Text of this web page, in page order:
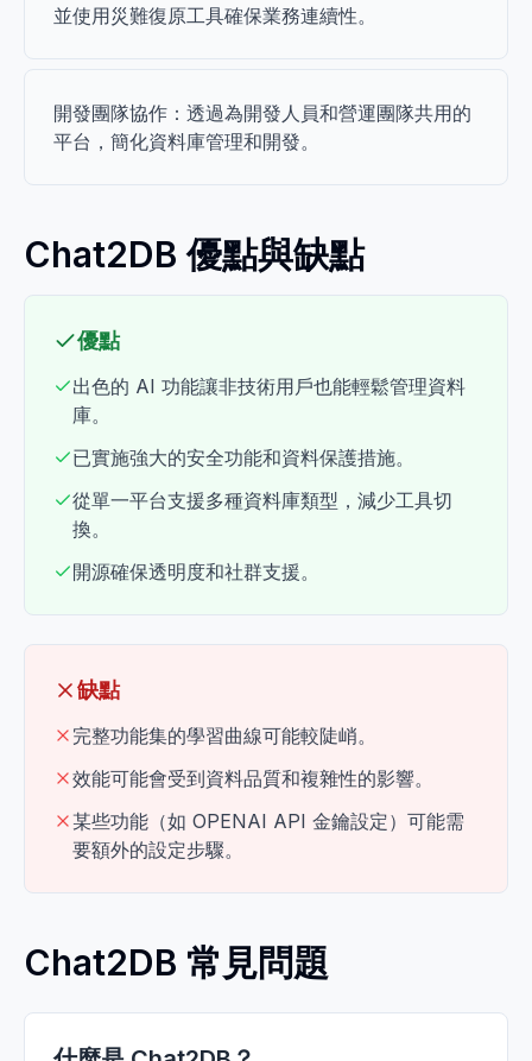
並使用災難復原工具確保業務連續性。
開發團隊協作：透過為開發人員和營運團隊共用的
平台，簡化資料庫管理和開發。
Chat2DB 優點與缺點
優點
出色的 AI 功能讓非技術用戶也能輕鬆管理資料
庫。
已實施強大的安全功能和資料保護措施。
從單一平台支援多種資料庫類型，減少工具切
換。
開源確保透明度和社群支援。
缺點
完整功能集的學習曲線可能較陡峭。
效能可能會受到資料品質和複雜性的影響。
某些功能（如 OPENAI API 金鑰設定）可能需
要額外的設定步驟。
Chat2DB 常見問題